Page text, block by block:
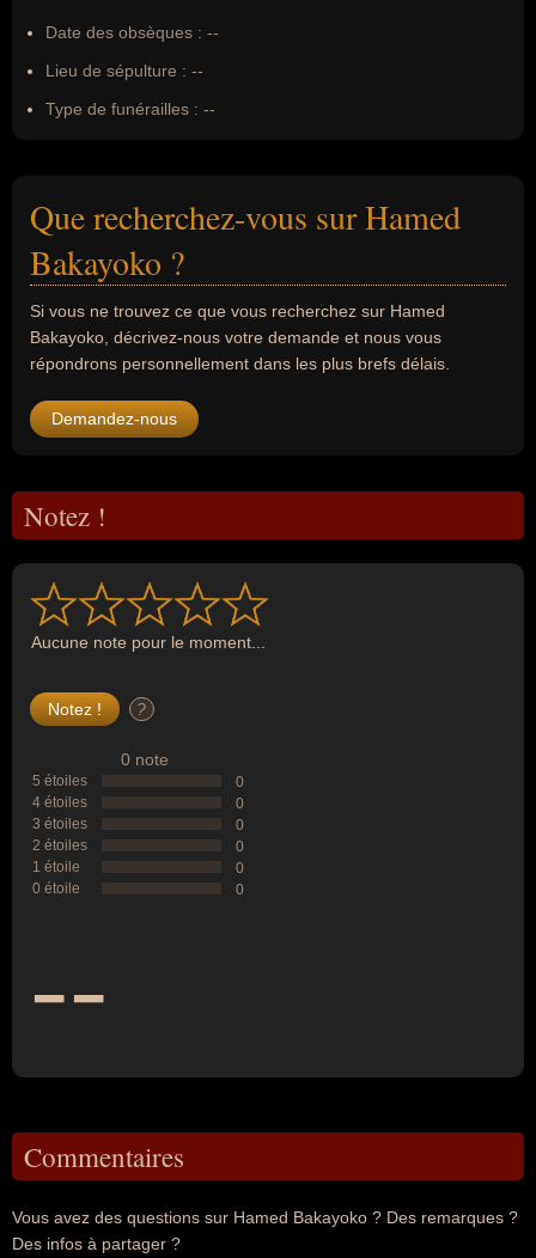
Date des obsèques : --
Lieu de sépulture : --
Type de funérailles : --
Que recherchez-vous sur Hamed
Bakayoko ?
Si vous ne trouvez ce que vous recherchez sur Hamed
Bakayoko, décrivez-nous votre demande et nous vous
répondrons personnellement dans les plus brefs délais.
Demandez-nous
Notez !
Aucune note pour le moment...
?
0 note
5 étoiles
0
4 étoiles
0
3 étoiles
0
2 étoiles
0
1 étoile
0
0 étoile
0
--
Commentaires
Vous avez des questions sur Hamed Bakayoko ? Des remarques ?
Des infos à partager ?